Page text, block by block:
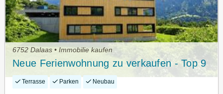
6752 Dalaas • Immobilie kaufen
Neue Ferienwohnung zu verkaufen - Top 9
Terrasse Parken Neubau